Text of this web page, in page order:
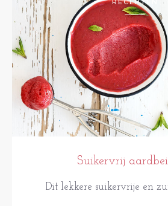
RECEPTEN
Suikervrij
Dit lekkere suikervrije en